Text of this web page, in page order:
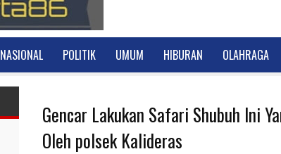
NASIONAL POLITIK UMUM HIBURAN OLAHRAGA
Gencar Lakukan Safari Shubuh Ini
Oleh polsek Kalideras